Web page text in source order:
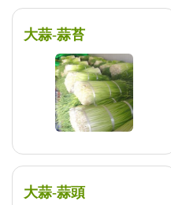
大蒜-蒜苔
大蒜-蒜頭